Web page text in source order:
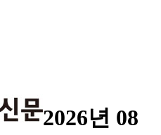
2026년 08